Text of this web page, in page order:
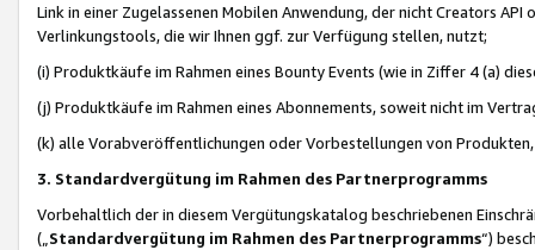
Link in einer Zugelassenen Mobilen Anwendung, der nicht Creators
Verlinkungstools, die wir Ihnen ggf. zur Verfügung stellen, nutzt;
(i) Produktkäufe im Rahmen eines Bounty Events (wie in Ziffer 4 (a)
(j) Produktkäufe im Rahmen eines Abonnements, soweit nicht im
(k) alle Vorabveröffentlichungen oder Vorbestellungen von
3. Standardvergütung im Rahmen des Partnerprogramms
Vorbehaltlich der in diesem Vergütungskatalog beschriebenen
(„ Standardvergütung im Rahmen des Partnerprogramms“)